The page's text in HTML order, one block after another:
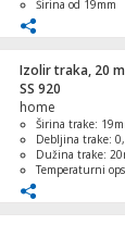
Širina od 19mm
Izolir traka, 20
SS 920
home
Širina trake:
Debljina trake:
Dužina trake:
Temperaturni
i jednostavna